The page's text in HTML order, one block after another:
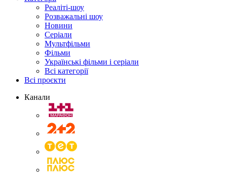
Реаліті-шоу
Розважальні шоу
Новини
Серіали
Мультфільми
Фільми
Українські фільми і серіали
Всі категорії
Всі проєкти
Канали